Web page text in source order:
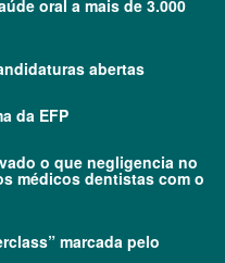
oral a mais de 3.000
abertas
da EFP
o que negligencia no
médicos dentistas com o
marcada pelo